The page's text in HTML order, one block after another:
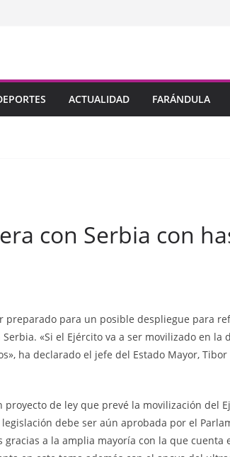
ACTUALIDAD FARÁNDULA
con Serbia con
para un posible despliegue para
«Si el Ejército va a ser movilizado en la
ha declarado el jefe del Estado Mayor, Tibor
de ley que prevé la movilización del
debe ser aún aprobada por el
a la amplia mayoría con la que cuenta